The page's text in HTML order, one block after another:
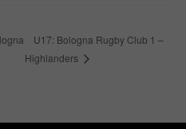
U17: Bologna Rugby Club 1 –
Highlanders